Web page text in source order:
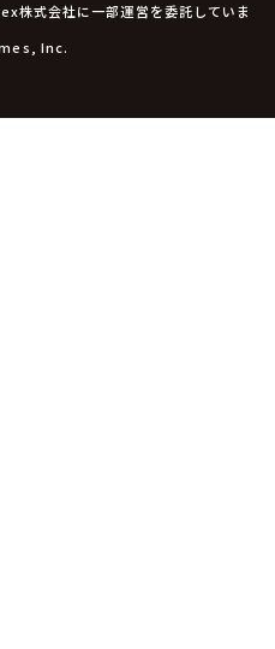
式会社に一部運営を委託していま
Inc.